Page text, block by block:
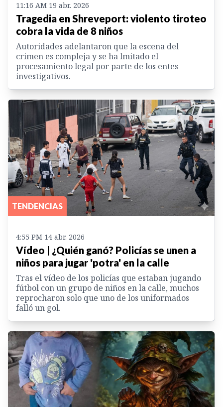
11:16 AM 19 abr. 2026
Tragedia en Shreveport: violento tiroteo
cobra la vida de 8 niños
Autoridades adelantaron que la escena del
crimen es compleja y se ha lmitado el
procesamiento legal por parte de los entes
investigativos.
TENDENCIAS
4:55 PM 14 abr. 2026
Vídeo | ¿Quién ganó? Policías se unen a
niños para jugar 'potra' en la calle
Tras el vídeo de los policías que estaban jugando
fútbol con un grupo de niños en la calle, muchos
reprocharon solo que uno de los uniformados
falló un gol.